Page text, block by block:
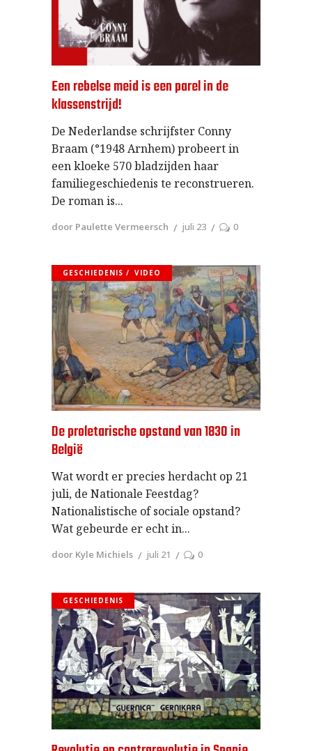
Een rebelse meid is een parel in de
klassenstrijd!
De Nederlandse schrijfster Conny
Braam (°1948 Arnhem) probeert in
een kloeke 570 bladzijden haar
familiegeschiedenis te reconstrueren.
De roman is
door Paulette Vermeersch juli 23 0
GESCHIEDENIS VIDEO
De proletarische opstand van 1830 in
België
Wat wordt er precies herdacht op 21
juli, de Nationale Feestdag?
Nationalistische of sociale opstand?
Wat gebeurde er echt in
door Kyle Michiels juli 21 0
GESCHIEDENIS